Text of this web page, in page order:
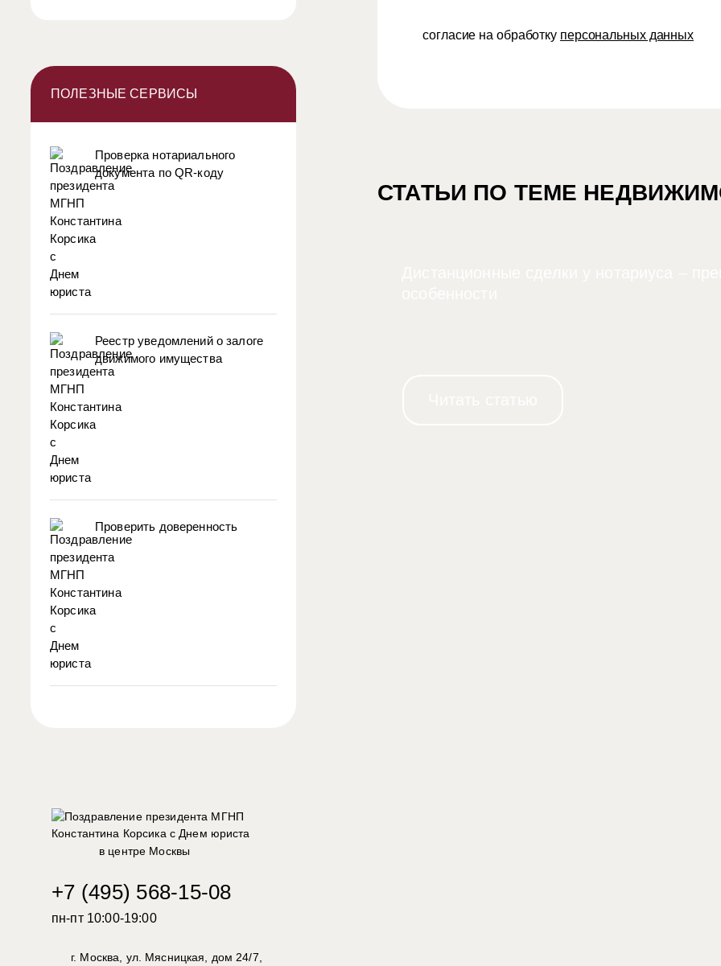
ПОЛЕЗНЫЕ СЕРВИСЫ
Проверка нотариального
документа по QR-коду
Реестр уведомлений о залоге
движимого имущества
Проверить доверенность
в центре Москвы
+7 (495) 568-15-08
пн-пт 10:00-19:00
г. Москва, ул. Мясницкая, дом 24/7,
согласие на обработку персональных данных
СТАТЬИ ПО ТЕМЕ